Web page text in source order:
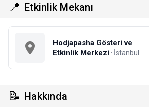
📍 Etkinlik Mekanı
Hodjapasha Gösteri ve
Etkinlik Merkezi · İstanbul
📝 Hakkında